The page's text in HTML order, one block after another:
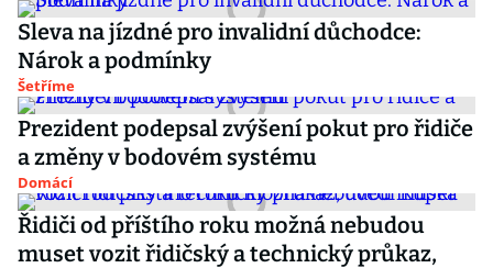
Sleva na jízdné pro invalidní důchodce:
Nárok a podmínky
Šetříme
Prezident podepsal zvýšení pokut pro řidiče
a změny v bodovém systému
Domácí
Řidiči od příštího roku možná nebudou
muset vozit řidičský a technický průkaz,